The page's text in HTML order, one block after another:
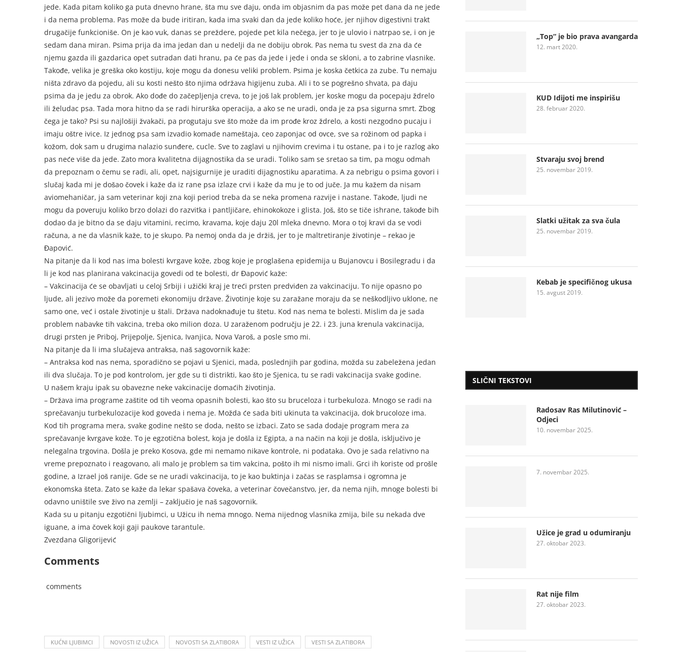
jede. Kada pitam koliko ga puta dnevno hrane, šta mu sve daju, onda im objasnim da pas može pet dana da ne jede
i da nema problema. Pas može da bude iritiran, kada ima svaki dan da jede koliko hoće, jer njihov digestivni trakt
drugačije funkcioniše. On je kao vuk, danas se preždere, pojede pet kila nečega, jer to je ulovio i natrpao se, i on je
sedam dana miran. Psima prija da ima jedan dan u nedelji da ne dobiju obrok. Pas nema tu svest da zna da će
njemu gazda ili gazdarica opet sutradan dati hranu, pa će pas da jede i jede i onda se skloni, a to zabrine vlasnike.
Takođe, velika je greška oko kostiju, koje mogu da donesu veliki problem. Psima je koska četkica za zube. Tu nemaju
ništa zdravo da pojedu, ali su kosti nešto što njima održava higijenu zuba. Ali i to se pogrešno shvata, pa daju
psima da je jedu za obrok. Ako dođe do začepljenja creva, to je još lak problem, jer koske mogu da pocepaju ždrelo
ili želudac psa. Tada mora hitno da se radi hirurška operacija, a ako se ne uradi, onda je za psa sigurna smrt. Zbog
čega je tako? Psi su najlošiji žvakači, pa progutaju sve što može da im prođe kroz ždrelo, a kosti nezgodno pucaju i
imaju oštre ivice. Iz jednog psa sam izvadio komade nameštaja, ceo zaponjac od ovce, sve sa rožinom od papka i
kožom, dok sam u drugima nalazio sunđere, cucle. Sve to zaglavi u njihovim crevima i tu ostane, pa i to je razlog ako
pas neće više da jede. Zato mora kvalitetna dijagnostika da se uradi. Toliko sam se sretao sa tim, pa mogu odmah
da prepoznam o čemu se radi, ali, opet, najsigurnije je uraditi dijagnostiku aparatima. A za nebrigu o psima govori i
slučaj kada mi je došao čovek i kaže da iz rane psa izlaze crvi i kaže da mu je to od juče. Ja mu kažem da nisam
aviomehaničar, ja sam veterinar koji zna koji period treba da se neka promena razvije i nastane. Takođe, ljudi ne
mogu da poveruju koliko brzo dolazi do razvitka i pantljičare, ehinokokoze i glista. Još, što se tiče ishrane, takođe bih
dodao da je bitno da se daju vitamini, recimo, kravama, koje daju 20l mleka dnevno. Mora o toj kravi da se vodi
računa, a ne da vlasnik kaže, to je skupo. Pa nemoj onda da je držiš, jer to je maltretiranje životinje – rekao je
Đapović.
Na pitanje da li kod nas ima bolesti kvrgave kože, zbog koje je proglašena epidemija u Bujanovcu i Bosilegradu i da
li je kod nas planirana vakcinacija govedi od te bolesti, dr Đapović kaže:
– Vakcinacija će se obavljati u celoj Srbiji i užički kraj je treći prsten predviđen za vakcinaciju. To nije opasno po
ljude, ali jezivo može da poremeti ekonomiju države. Životinje koje su zaražane moraju da se neškodljivo uklone, ne
samo one, već i ostale životinje u štali. Država nadoknađuje tu štetu. Kod nas nema te bolesti. Mislim da je sada
problem nabavke tih vakcina, treba oko milion doza. U zaraženom području je 22. i 23. juna krenula vakcinacija,
drugi prsten je Priboj, Prijepolje, Sjenica, Ivanjica, Nova Varoš, a posle smo mi.
Na pitanje da li ima slučajeva antraksa, naš sagovornik kaže:
– Antraksa kod nas nema, sporadično se pojavi u Sjenici, mada, poslednjih par godina, možda su zabeležena jedan
ili dva slučaja. To je pod kontrolom, jer gde su ti distrikti, kao što je Sjenica, tu se radi vakcinacija svake godine.
U našem kraju ipak su obavezne neke vakcinacije domaćih životinja.
– Država ima programe zaštite od tih veoma opasnih bolesti, kao što su bruceloza i turbekuloza. Mnogo se radi na
sprečavanju turbekulozacije kod goveda i nema je. Možda će sada biti ukinuta ta vakcinacija, dok brucoloze ima.
Kod tih programa mera, svake godine nešto se doda, nešto se izbaci. Zato se sada dodaje program mera za
sprečavanje kvrgave kože. To je egzotična bolest, koja je došla iz Egipta, a na način na koji je došla, isključivo je
nelegalna trgovina. Došla je preko Kosova, gde mi nemamo nikave kontrole, ni podataka. Ovo je sada relativno na
vreme prepoznato i reagovano, ali malo je problem sa tim vakcina, pošto ih mi nismo imali. Grci ih koriste od prošle
godine, a Izrael još ranije. Gde se ne uradi vakcinacija, to je kao buktinja i začas se rasplamsa i ogromna je
ekonomska šteta. Zato se kaže da lekar spašava čoveka, a veterinar čovečanstvo, jer, da nema njih, mnoge bolesti bi
odavno uništile sve živo na zemlji – zaključio je naš sagovornik.
Kada su u pitanju ezgotični ljubimci, u Užicu ih nema mnogo. Nema nijednog vlasnika zmija, bile su nekada dve
iguane, a ima čovek koji gaji paukove tarantule.
Zvezdana Gligorijević
Comments
comments
KUĆNI LJUBIMCI NOVOSTI IZ UŽICA NOVOSTI SA ZLATIBORA VESTI IZ UŽICA VESTI SA ZLATIBORA
„Top“ je bio prava avangarda
12. mart 2020.
KUD Idijoti me inspirišu
28. februar 2020.
Stvaraju svoj brend
25. novembar 2019.
Slatki užitak za sva čula
25. novembar 2019.
Kebab je specifičnog ukusa
15. avgust 2019.
SLIČNI TEKSTOVI
Radosav Ras Milutinović –
Odjeci
10. novembar 2025.
7. novembar 2025.
Užice je grad u odumiranju
27. oktobar 2023.
Rat nije film
27. oktobar 2023.